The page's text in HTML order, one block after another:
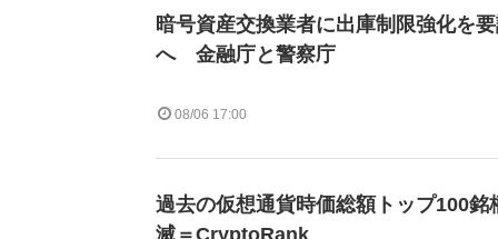
暗号資産交換業者に出庫制限強化を
へ 金融庁と警察庁
08/06 17:00
過去の仮想通貨時価総額トップ100銘